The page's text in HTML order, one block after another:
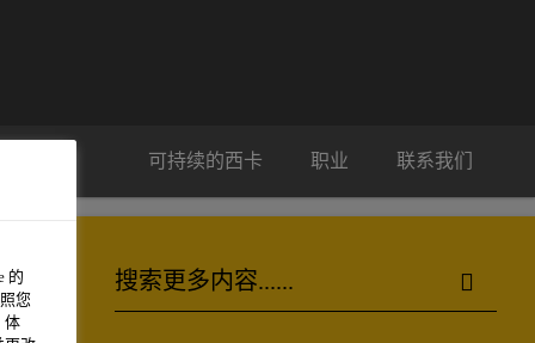
可持续的西卡 职业 联系我们
的
您
体